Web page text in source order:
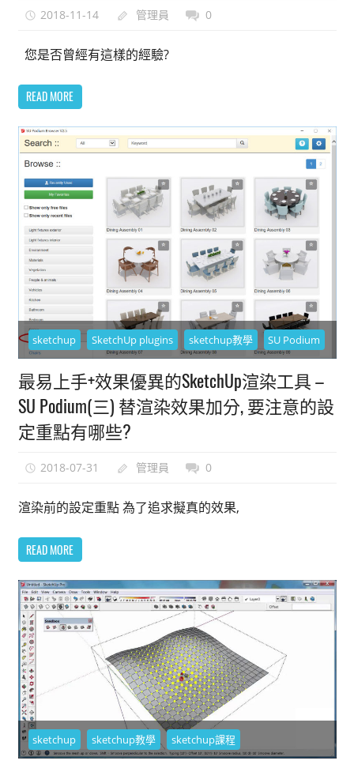
2018-11-14 管理員 0
您是否曾經有這樣的經驗?
READ MORE
sketchup SketchUp plugins sketchup教學 SU Podium
最易上手+效果優異的SketchUp渲染工具 –
SU Podium(三) 替渲染效果加分, 要注意的設
定重點有哪些?
2018-07-31 管理員 0
渲染前的設定重點 為了追求擬真的效果,
READ MORE
sketchup sketchup教學 sketchup課程